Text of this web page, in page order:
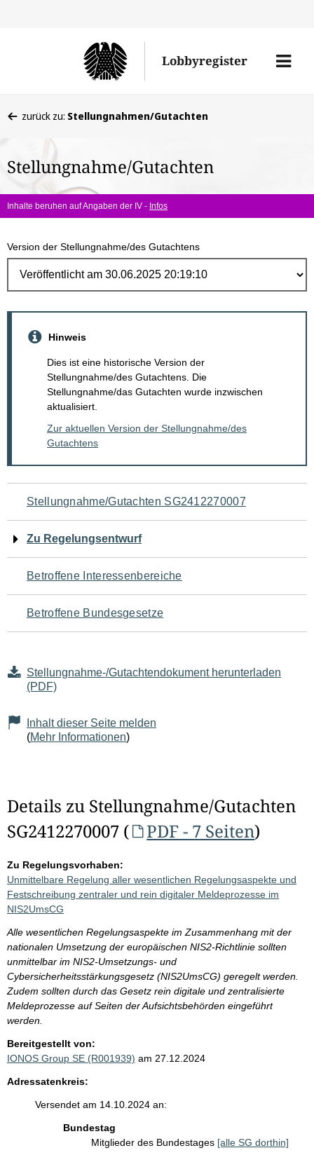
Lobbyregister
Menü
befinden
hier:
zurück zu: Stellungnahmen/Gutachten
Stellungnahme/Gutachten
Inhalte beruhen auf Angaben der IV - Infos
Version der Stellungnahme/des Gutachtens
Hinweis
Dies ist eine historische Version der
Stellungnahme/des Gutachtens. Die
Stellungnahme/das Gutachten wurde inzwischen
aktualisiert.
Zur aktuellen Version der Stellungnahme/des
Gutachtens
Navigation
für
den
Seiteninhalt
Stellungnahme/Gutachten SG2412270007
Zu Regelungsentwurf
Betroffene Interessenbereiche
Betroffene Bundesgesetze
Stellungnahme-/Gutachtendokument herunterladen
(PDF)
Inhalt dieser Seite melden
(Mehr Informationen)
Details zu Stellungnahme/Gutachten
SG2412270007 (
PDF - 7 Seiten)
Zu Regelungsvorhaben:
Unmittelbare Regelung aller wesentlichen Regelungsaspekte und
Festschreibung zentraler und rein digitaler Meldeprozesse im
NIS2UmsCG
Alle wesentlichen Regelungsaspekte im Zusammenhang mit der
nationalen Umsetzung der europäischen NIS2-Richtlinie sollten
unmittelbar im NIS2-Umsetzungs- und
Cybersicherheitsstärkungsgesetz (NIS2UmsCG) geregelt werden.
Zudem sollten durch das Gesetz rein digitale und zentralisierte
Meldeprozesse auf Seiten der Aufsichtsbehörden eingeführt
werden.
Bereitgestellt von:
IONOS Group SE (R001939) am 27.12.2024
Adressatenkreis:
Versendet am 14.10.2024 an:
Bundestag
Mitglieder des Bundestages [alle SG dorthin]